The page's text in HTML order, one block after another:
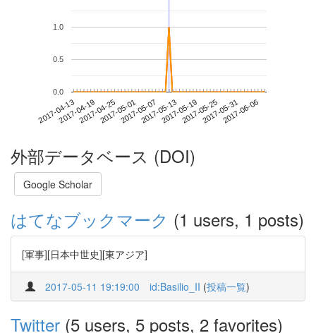
2017-04-132017-04-192017-04-252017-05-012017-05-072017-05-132017-05-192017-05-252017-05-312017-06-06
0.0
0.5
1.0
外部データベース (DOI)
Google Scholar
はてなブックマーク (1 users, 1 posts)
[軍事][日本中世史][東アジア]
2017-05-11 19:19:00 id:Basilio_II (投稿一覧)
Twitter (5 users, 5 posts, 2 favorites)